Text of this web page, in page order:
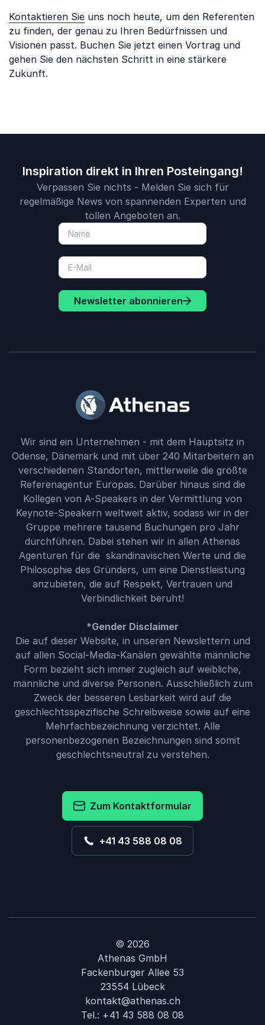
Kontaktieren Sie uns noch heute, um den Referenten
zu finden, der genau zu Ihren Bedürfnissen und
Visionen passt. Buchen Sie jetzt einen Vortrag und
gehen Sie den nächsten Schritt in eine stärkere
Zukunft.
Inspiration direkt in Ihren Posteingang!
Verpassen Sie nichts - Melden Sie sich für
regelmäßige News von spannenden Experten und
tollen Angeboten an.
Newsletter abonnieren
Wir sind ein Unternehmen - mit dem Hauptsitz in
Odense, Dänemark und mit über 240 Mitarbeitern an
verschiedenen Standorten, mittlerweile die größte
Referenagentur Europas. Darüber hinaus sind die
Kollegen von A-Speakers in der Vermittlung von
Keynote-Speakern weltweit aktiv, sodass wir in der
Gruppe mehrere tausend Buchungen pro Jahr
durchführen. Dabei stehen wir in allen Athenas
Agenturen für die skandinavischen Werte und die
Philosophie des Gründers, um eine Dienstleistung
anzubieten, die auf Respekt, Vertrauen und
Verbindlichkeit beruht!
*Gender Disclaimer
Die auf dieser Website, in unseren Newslettern und
auf allen Social-Media-Kanälen gewählte männliche
Form bezieht sich immer zugleich auf weibliche,
männliche und diverse Personen. Ausschließlich zum
Zweck der besseren Lesbarkeit wird auf die
geschlechtsspezifische Schreibweise sowie auf eine
Mehrfachbezeichnung verzichtet. Alle
personenbezogenen Bezeichnungen sind somit
geschlechtsneutral zu verstehen.
Zum Kontaktformular
+41 43 588 08 08
© 2026
Athenas GmbH
Fackenburger Allee 53
23554 Lübeck
kontakt@athenas.ch
Tel.: +41 43 588 08 08